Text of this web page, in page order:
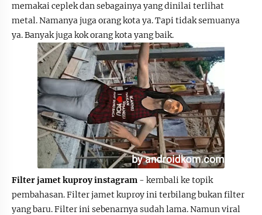
memakai ceplek dan sebagainya yang dinilai terlihat
metal. Namanya juga orang kota ya. Tapi tidak semuanya
ya. Banyak juga kok orang kota yang baik.
Filter jamet kuproy instagram - kembali ke topik
pembahasan. Filter jamet kuproy ini terbilang bukan filter
yang baru. Filter ini sebenarnya sudah lama. Namun viral